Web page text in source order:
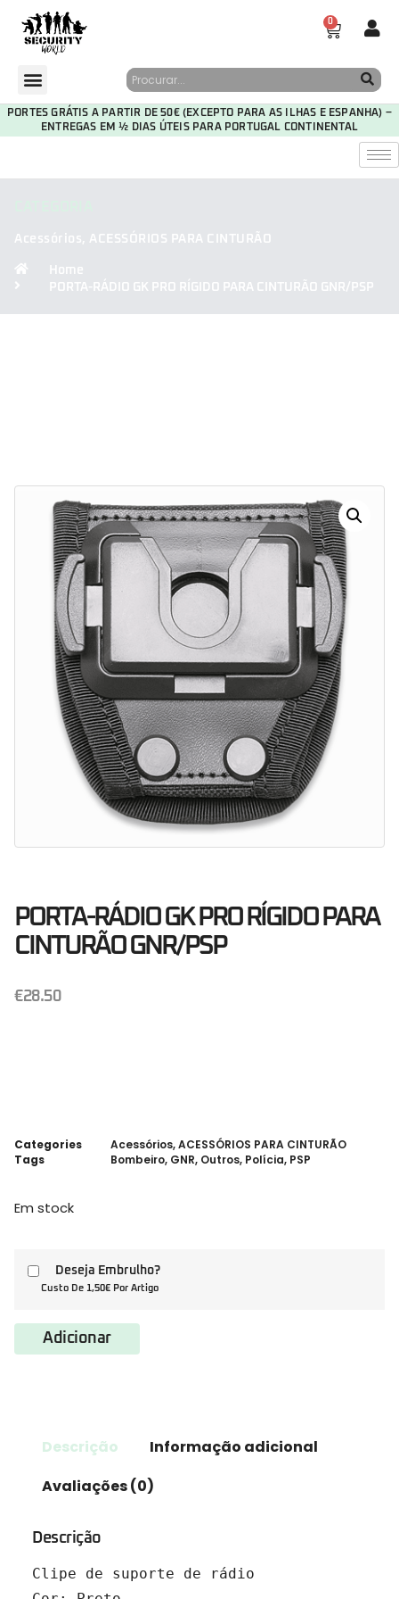
0
PORTES GRÁTIS A PARTIR DE 50€ (EXCEPTO PARA AS ILHAS E ESPANHA) –
ENTREGAS EM ½ DIAS ÚTEIS PARA PORTUGAL CONTINENTAL
Acessórios, ACESSÓRIOS PARA CINTURÃO
Home
PORTA-RÁDIO GK PRO RÍGIDO PARA CINTURÃO GNR/PSP
PORTA-RÁDIO GK PRO RÍGIDO PARA
CINTURÃO GNR/PSP
€28.50
Categories Acessórios,ACESSÓRIOS PARA CINTURÃO
Tags
Bombeiro, GNR, Outros, Polícia, PSP
Em stock
Deseja Embrulho?
Custo De 1,50€ Por Artigo
Adicionar
Descrição
Informação adicional
Avaliações (0)
Descrição
Clipe de suporte de rádio